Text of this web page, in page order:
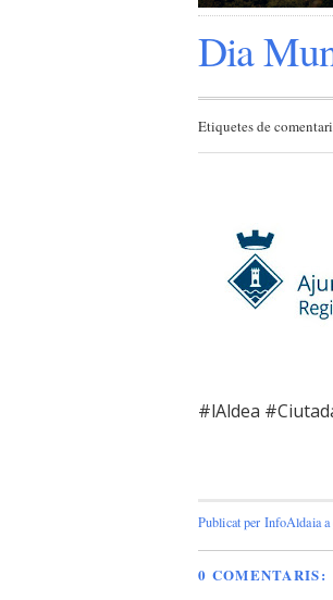
Dia
Etiquetes de
#lAldea
Publicat per InfoAldaiaa
0 COMENTARIS: